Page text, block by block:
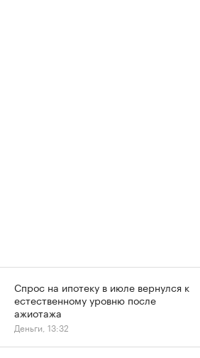
Спрос на ипотеку в июле вернулся к
естественному уровню после
ажиотажа
Деньги, 13:32